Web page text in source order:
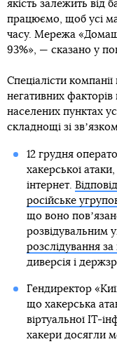
якість залежить від
працюємо, щоб усі
часу. Мережа
93%», — сказано у
Спеціалісти
негативних факторів
населених пунктах
складнощі зі
12 грудня
хакерської
інтернет.
російське
що воно
розвідувальним
розслідування
диверсія і
Гендиректор
що хакерська
віртуальної ІТ-
хакери досягли